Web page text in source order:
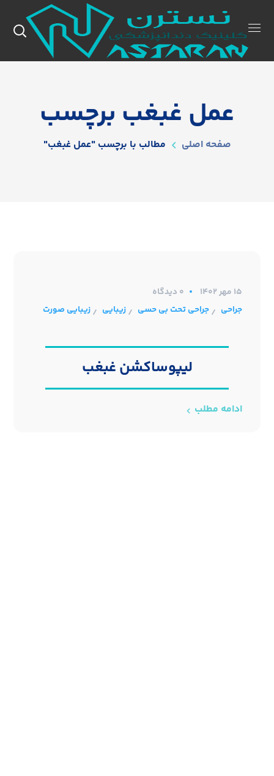
عمل غبغب برچسب
صفحه اصلی مطالب با برچسب "عمل غبغب"
۱۵ مهر ۱۴۰۲
0 دیدگاه
جراحی /جراحی تحت بی حسی /زیبایی /زیبایی صورت
لیپوساکشن غبغب
ادامه مطلب